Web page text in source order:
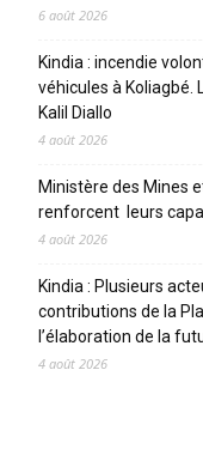
6 août 2026
Kindia : incendie
véhicules à Koliagbé.
Kalil Diallo
4 août 2026
Ministère des Mines
renforcent leurs
4 août 2026
Kindia : Plusieurs
contributions de la
l’élaboration de la
4 août 2026